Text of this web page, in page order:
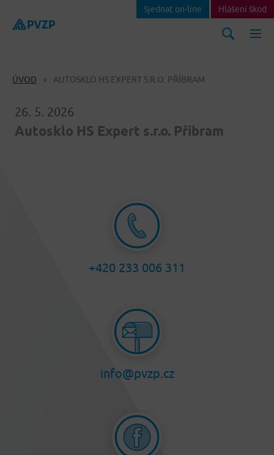
Sjednat on-line Hlášení škod
ÚVOD AUTOSKLO HS EXPERT S.R.O. PŘÍBRAM
26. 5. 2026
Autosklo HS Expert s.r.o. Příbram
+420 233 006 311
info@pvzp.cz